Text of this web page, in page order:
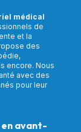
médical
de
et la
des
encore. Nous
avec des
pour leur
en avant-